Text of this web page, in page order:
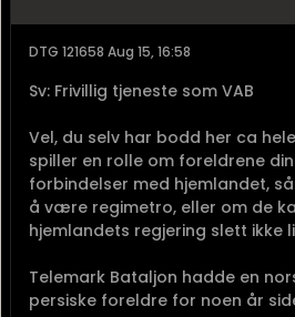
DTG 121658 Aug 15, 16:58
Sv: Frivillig tjeneste som VAB
Vel, du selv har bodd her ca
spiller en rolle om foreldrene
forbindelser med hjemlandet,
å være regimetro, eller om de
hjemlandets regjering slett ikke
Telemark Bataljon hadde en
persiske foreldre for noen år